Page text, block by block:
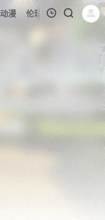
动漫 伦理片 今日更新
136